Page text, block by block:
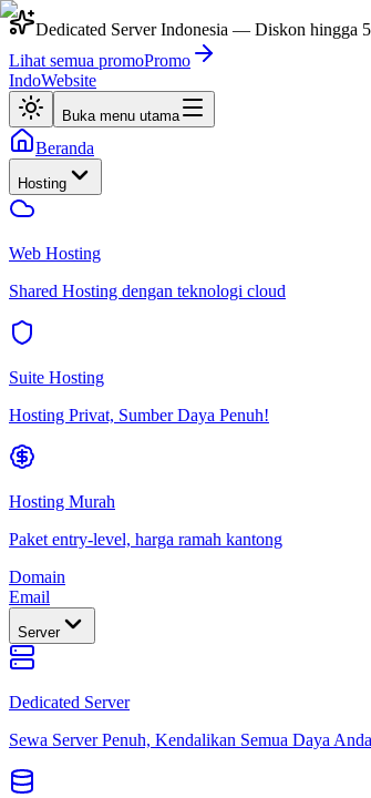
Dedicated Server Indonesia — Diskon hingga
Lihat semua promoPromo
IndoWebsite
Buka menu utama
Beranda
Hosting
Web Hosting
Shared Hosting dengan teknologi cloud
Suite Hosting
Hosting Privat, Sumber Daya Penuh!
Hosting Murah
Paket entry-level, harga ramah kantong
Domain
Email
Server
Dedicated Server
Sewa Server Penuh, Kendalikan Semua Daya